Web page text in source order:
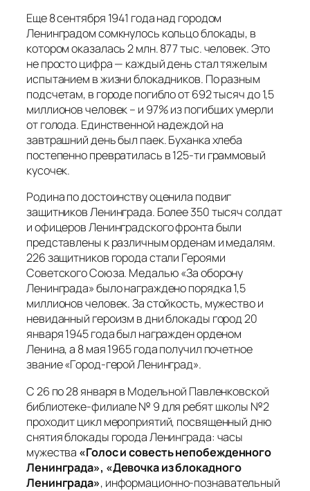
Еще 8 сентября 1941 года над городом
Ленинградом сомкнулось кольцо блокады, в
котором оказалась 2 млн. 877 тыс. человек. Это
не просто цифра — каждый день стал тяжелым
испытанием в жизни блокадников. По разным
подсчетам, в городе погибло от 692 тысяч до 1,5
миллионов человек – и 97% из погибших умерли
от голода. Единственной надеждой на
завтрашний день был паек. Буханка хлеба
постепенно превратилась в 125-ти граммовый
кусочек.
Родина по достоинству оценила подвиг
защитников Ленинграда. Более 350 тысяч солдат
и офицеров Ленинградского фронта были
представлены к различным орденам и медалям.
226 защитников города стали Героями
Советского Союза. Медалью «За оборону
Ленинграда» было награждено порядка 1,5
миллионов человек. За стойкость, мужество и
невиданный героизм в дни блокады город 20
января 1945 года был награжден орденом
Ленина, а 8 мая 1965 года получил почетное
звание «Город-герой Ленинград».
С 26 по 28 января в Модельной Павленковской
библиотеке-филиале № 9 для ребят школы №2
проходит цикл мероприятий, посвященный дню
снятия блокады города Ленинграда: часы
мужества «Голос и совесть непобежденного
Ленинграда», «Девочка из блокадного
Ленинграда», информационно-познавательный